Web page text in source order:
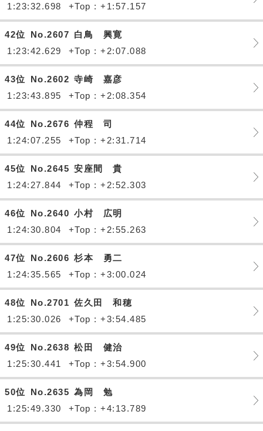
1:23:32.698 +Top : +1:57.157
42位 No.2607 白鳥 興寛
1:23:42.629
+Top : +2:07.088
43位 No.2602 寺崎 嘉彦
1:23:43.895
+Top : +2:08.354
44位 No.2676 仲程 司
1:24:07.255
+Top : +2:31.714
45位 No.2645 安座間 貴
1:24:27.844
+Top : +2:52.303
46位 No.2640 小村 広明
1:24:30.804
+Top : +2:55.263
47位 No.2606 杉本 勇二
1:24:35.565
+Top : +3:00.024
48位 No.2701 佐久田 和穂
1:25:30.026
+Top : +3:54.485
49位 No.2638 松田 健治
1:25:30.441
+Top : +3:54.900
50位 No.2635 為岡 勉
1:25:49.330
+Top : +4:13.789